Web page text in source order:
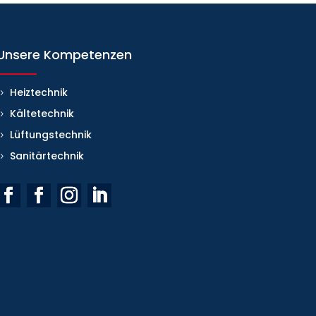
Kompetenzen
Heiztechnik
Kältetechnik
Lüftungstechnik
Sanitärtechnik